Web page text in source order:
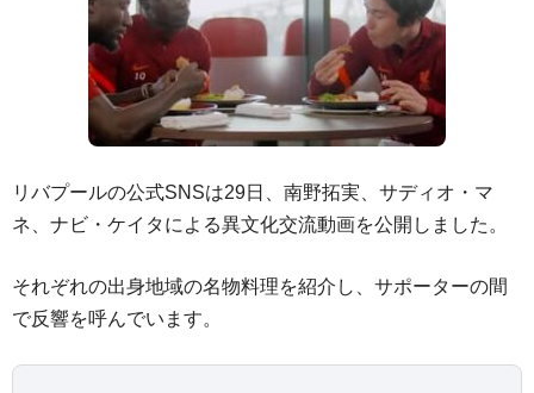
リバプールの公式SNSは29日、南野拓実、サディオ・マ
ネ、ナビ・ケイタによる異文化交流動画を公開しました。
それぞれの出身地域の名物料理を紹介し、サポーターの間
で反響を呼んでいます。